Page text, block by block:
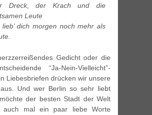
Dreck, der Krach und die
Leute
lieb’ dich morgen noch mehr als
Gedicht oder die
“Ja-Nein-Vielleicht”-
Liebesbriefen drücken wir unsere
Und wer Berlin so sehr liebt
der besten Stadt der Welt
auch mal ein paar liebe Worte